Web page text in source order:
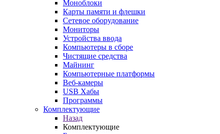
Моноблоки
Карты памяти и флешки
Сетевое оборудование
Мониторы
Устройства ввода
Компьютеры в сборе
Чистящие средства
Майнинг
Компьютерные платформы
Веб-камеры
USB Хабы
Программы
Комплектующие
Назад
Комплектующие